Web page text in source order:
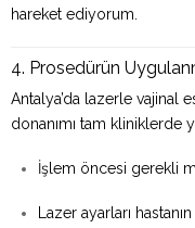
hareket ediyorum.
4. Prosedürün
Antalya’da lazerle vajinal
donanımı tam kliniklerde
İşlem öncesi gerekli
Lazer ayarları